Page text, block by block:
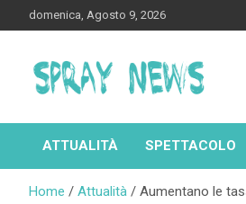
to
domenica, Agosto 9, 2026
Spraynews.it
ATTUALITÀ SPETTACOLO
Home Attualità Aumentano le